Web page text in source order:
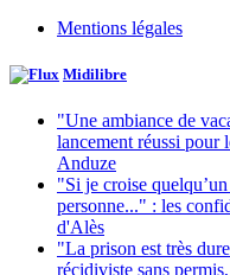
Mentions légales
Midilibre
"Une ambiance de
lancement réussi pour
Anduze
"Si je croise
personne..." : les
d'Alès
"La prison est très
récidiviste sans